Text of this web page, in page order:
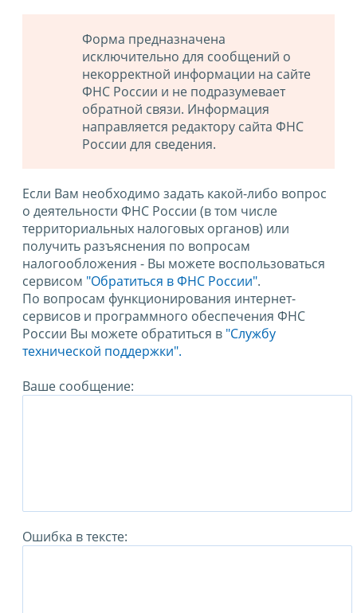
Форма предназначена
исключительно для сообщений о
некорректной информации на сайте
ФНС России и не подразумевает
обратной связи. Информация
направляется редактору сайта ФНС
России для сведения.
Если Вам необходимо задать какой-либо вопрос
о деятельности ФНС России (в том числе
территориальных налоговых органов) или
получить разъяснения по вопросам
налогообложения - Вы можете воспользоваться
сервисом "Обратиться в ФНС России".
По вопросам функционирования интернет-
сервисов и программного обеспечения ФНС
России Вы можете обратиться в "Службу
технической поддержки".
Ваше сообщение:
Ошибка в тексте: